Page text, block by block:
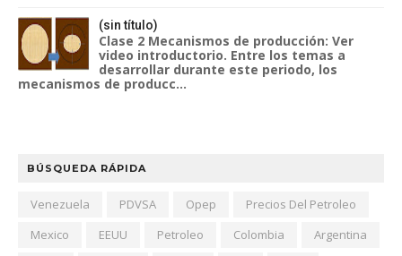
(sin título)
Clase 2 Mecanismos de producción: Ver
video introductorio. Entre los temas a
desarrollar durante este periodo, los
mecanismos de producc...
BÚSQUEDA RÁPIDA
Venezuela PDVSA Opep
Precios Del Petroleo
Mexico
EEUU Petroleo Colombia
Argentina